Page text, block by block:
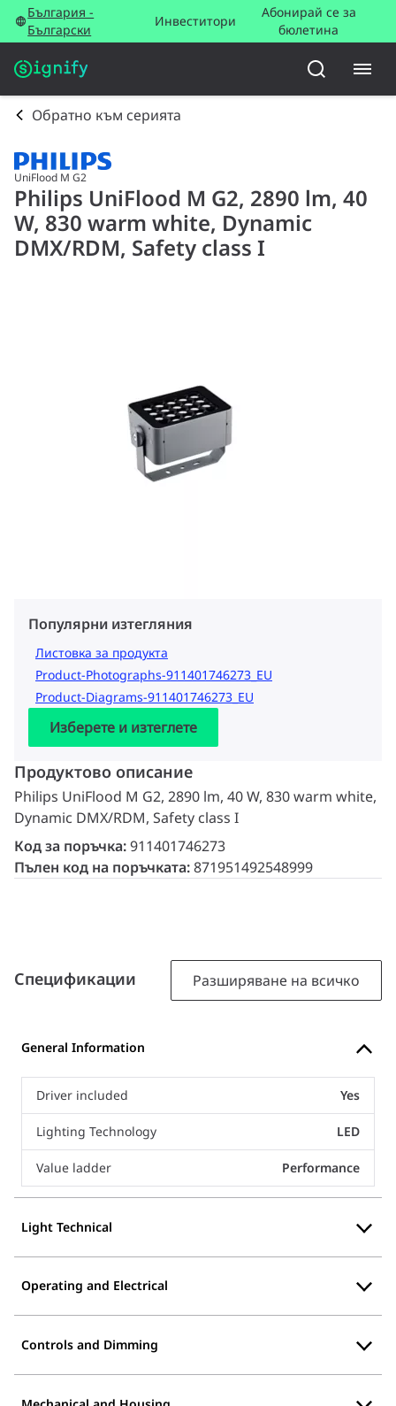
България -
Български
Инвеститори
Абонирай се за
бюлетина
Обратно към серията
UniFlood M G2
Philips UniFlood M G2, 2890 lm, 40
W, 830 warm white, Dynamic
DMX/RDM, Safety class I
Популярни изтегляния
Листовка за продукта
Product-Photographs-911401746273_EU
Product-Diagrams-911401746273_EU
Изберете и изтеглете
Продуктово описание
Philips UniFlood M G2, 2890 lm, 40 W, 830 warm white,
Dynamic DMX/RDM, Safety class I
Код за поръчка:911401746273
Пълен код на поръчката:871951492548999
Спецификации Разширяване на всичко
General Information
Driver included Yes
Lighting Technology LED
Value ladder Performance
Light Technical
Operating and Electrical
Controls and Dimming